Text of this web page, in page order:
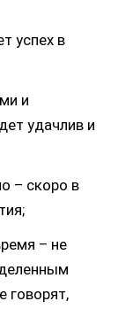
успех в
и
удачлив и
– скоро в
– не
говорят,